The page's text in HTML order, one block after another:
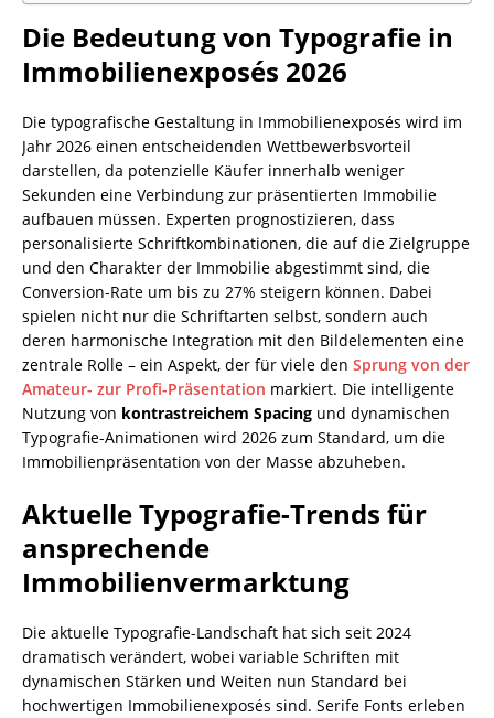
Die Bedeutung von Typografie in
Immobilienexposés 2026
Die typografische Gestaltung in Immobilienexposés wird im
Jahr 2026 einen entscheidenden Wettbewerbsvorteil
darstellen, da potenzielle Käufer innerhalb weniger
Sekunden eine Verbindung zur präsentierten Immobilie
aufbauen müssen. Experten prognostizieren, dass
personalisierte Schriftkombinationen, die auf die Zielgruppe
und den Charakter der Immobilie abgestimmt sind, die
Conversion-Rate um bis zu 27% steigern können. Dabei
spielen nicht nur die Schriftarten selbst, sondern auch
deren harmonische Integration mit den Bildelementen eine
zentrale Rolle – ein Aspekt, der für viele den Sprung von der
Amateur- zur Profi-Präsentation markiert. Die intelligente
Nutzung von kontrastreichem Spacing und dynamischen
Typografie-Animationen wird 2026 zum Standard, um die
Immobilienpräsentation von der Masse abzuheben.
Aktuelle Typografie-Trends für
ansprechende
Immobilienvermarktung
Die aktuelle Typografie-Landschaft hat sich seit 2024
dramatisch verändert, wobei variable Schriften mit
dynamischen Stärken und Weiten nun Standard bei
hochwertigen Immobilienexposés sind. Serife Fonts erleben